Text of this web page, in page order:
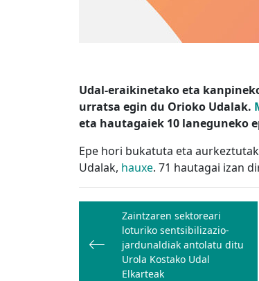
Udal-eraikinetako eta
urratsa egin du Orioko Udalak.
eta hautagaiek 10 laneguneko
Epe hori bukatuta eta
Udalak, hauxe. 71 hautagai izan
Bidalketetan
zehar
nabigatu
Zaintzaren sektoreari
loturiko sentsibilizazio-
jardunaldiak antolatu ditu
Urola Kostako Udal
Elkarteak